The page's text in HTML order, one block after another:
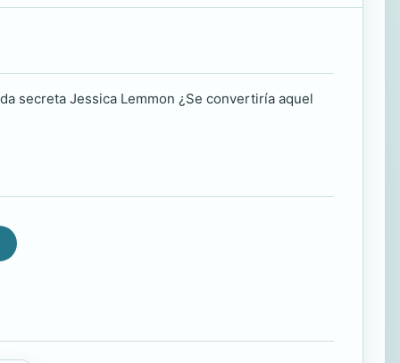
secreta Jessica Lemmon ¿Se convertiría aquel